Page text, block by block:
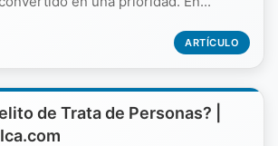
ARTÍCULO
de Trata de Personas? |